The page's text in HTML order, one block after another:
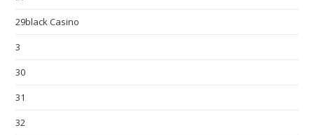
29black Casino
3
30
31
32